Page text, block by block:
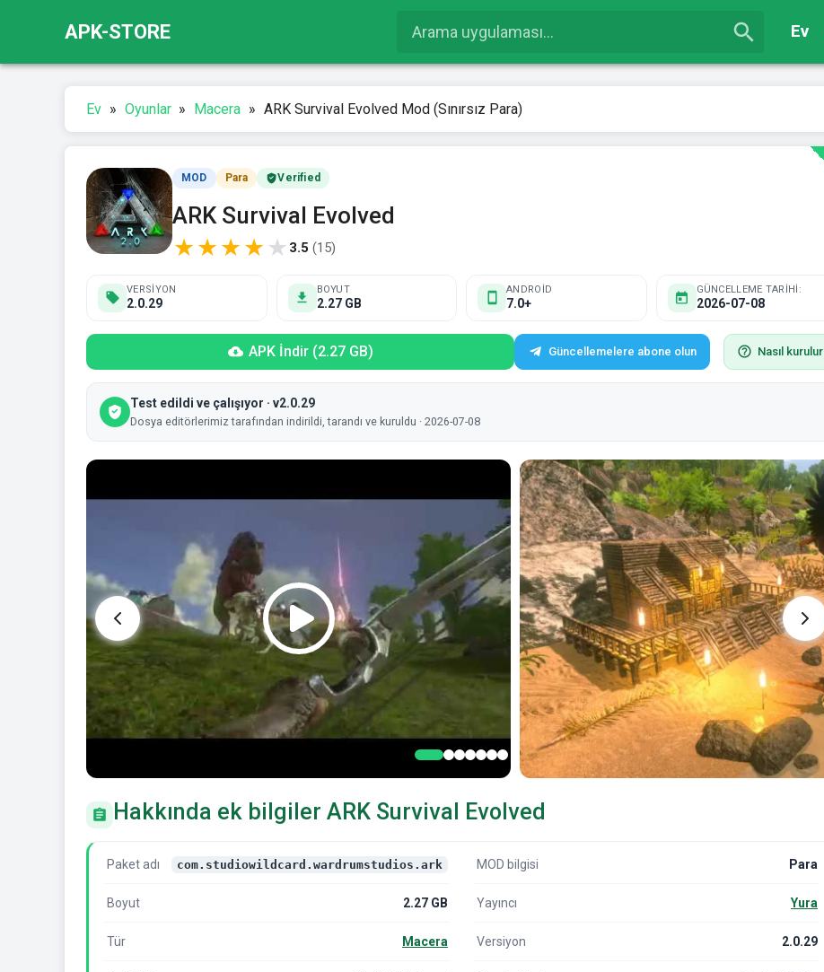
APK-STORE Ev
Ev » Oyunlar » Macera » ARK Survival Evolved Mod (Sınırsız Para)
MOD Para Verified
ARK Survival Evolved
★★★★ ★ 3.5 (15)
VERSIYON
2.0.29
BOYUT
2.27 GB
ANDROID
7.0+
GÜNCELLEME TARIHI:
2026-07-08
APK İndir (2.27 GB) Güncellemelere abone olun Nasıl kurulur
Test edildi ve çalışıyor · v2.0.29
Dosya editörlerimiz tarafından indirildi, tarandı ve kuruldu · 2026-07-08
Hakkında ek bilgiler ARK Survival Evolved
Paket adı com.studiowildcard.wardrumstudios.ark MOD bilgisi Para
Boyut 2.27 GB Yayıncı Yura
Tür Macera Versiyon 2.0.29